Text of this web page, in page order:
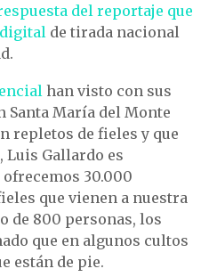
del reportaje que
de tirada nacional
han visto con sus
Santa María del Monte
repletos de fieles y que
Luis Gallardo es
30.000
que vienen a nuestra
de 800 personas, los
que en algunos cultos
están de pie.